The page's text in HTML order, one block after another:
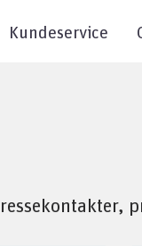
Kundeservice